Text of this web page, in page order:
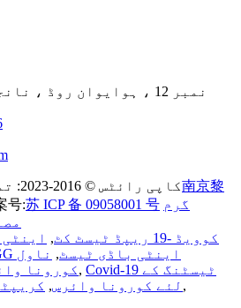
نمبر 12 ، ہوایوان روڈ ،
کاپی رائٹس © 2016-2023: تمام حقوق محفوظ ہیں۔南京黎
号:苏 ICP 备 09058001 号 گرم
کوویڈ -19 ریپڈ ٹیسٹ کٹ
,
کورونا وائرس IGM/IGG اینٹی باڈی ٹیسٹ, ناول
کورونا وائرس 2019 این, Covid-19 ٹیسٹنگ کے
لئے کورونا وائرس, ,